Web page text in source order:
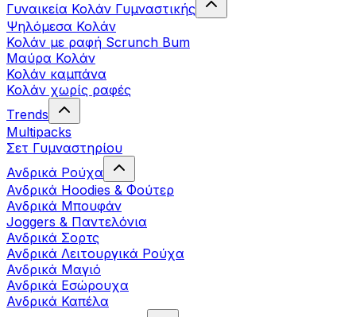
Γυναικεία Κολάν Γυμναστικής
Ψηλόμεσα Κολάν
Κολάν με ραφή Scrunch Bum
Μαύρα Κολάν
Κολάν καμπάνα
Κολάν χωρίς ραφές
Trends
Multipacks
Σετ Γυμναστηρίου
Ανδρικά Ρούχα
Ανδρικά Hoodies & Φούτερ
Ανδρικά Μπουφάν
Joggers & Παντελόνια
Ανδρικά Σορτς
Ανδρικά Λειτουργικά Ρούχα
Ανδρικά Μαγιό
Ανδρικά Εσώρουχα
Ανδρικά Καπέλα